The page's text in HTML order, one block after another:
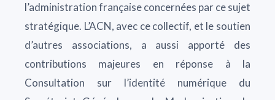
l’administration française concernées par ce sujet
stratégique. L’ACN, avec ce collectif, et le soutien
d’autres associations, a aussi apporté des
contributions majeures en réponse à la
Consultation sur l’identité numérique du